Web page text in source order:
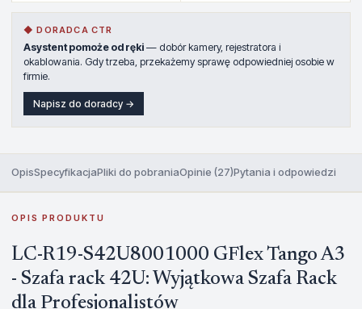
◆ DORADCA CTR
Asystent pomoże od ręki — dobór kamery, rejestratora i
okablowania. Gdy trzeba, przekażemy sprawę odpowiedniej osobie w
firmie.
Napisz do doradcy →
OpisSpecyfikacjaPliki do pobraniaOpinie (27)Pytania i odpowiedzi
OPIS PRODUKTU
LC-R19-S42U8001000 GFlex Tango A3
- Szafa rack 42U: Wyjątkowa Szafa Rack
dla Profesjonalistów